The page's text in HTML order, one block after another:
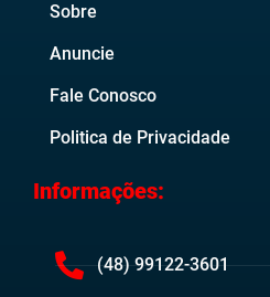
Sobre
Anuncie
Fale Conosco
Politica de Privacidade
Informações:
(48) 99122-3601